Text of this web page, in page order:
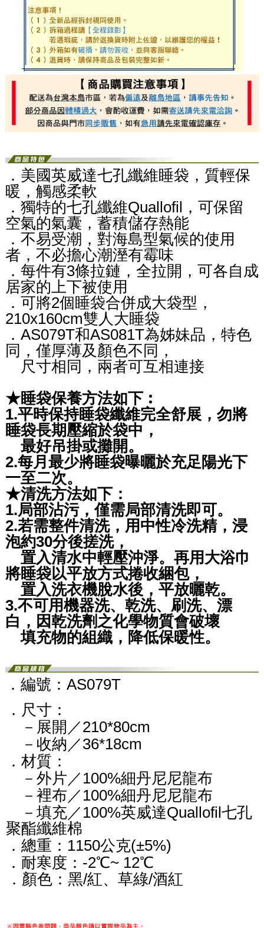
．美國英威達七孔纖維睡袋，質輕保
暖，觸感柔軟
．獨特的七孔纖維Quallofil，可保留
空氣的氣囊，蓄積儲存熱能
．不易受潮，對海島型氣候的使用
者，不必擔心潮溼有霉味
．每件有3條拉鏈，全拉開，可各自成
居家的上下被使用
．可將2個睡袋合併成大袋型，
210x160cm雙人大睡袋
．AS079T和AS081T為姊妹品，特色
同，僅厚薄及顏色不同，
尺寸相同，兩者可互相連接
★睡袋保養方法如下︰
1.平時保持睡袋纖維完全舒展，勿將
睡袋長期壓縮於袋中，
最好吊掛或攤開。
2.每月最少將睡袋曝曬於充足陽光下
一至二次。
★清洗方法如下：
1.局部沾污，僅需局部清洗即可。
2.若需整件清洗，用中性冷洗精，浸
泡約30分後搓洗，
置入清水中輕壓沖淨。再用大浴巾
將睡袋以平放方式捲收綑包，
置入洗衣機脫水後，平放曬乾。
3.不可用機器洗、乾洗、刷洗、漂
白，因乾洗劑之化學物質會破壞
填充物的組織，降低保暖性。
．編號：AS079T
．尺寸：
－展開／210*80cm
－收納／36*18cm
．材質：
－外片／100%細丹尼尼龍布
－裡布／100%細丹尼尼龍布
－填充／100%英威達Quallofil七孔
聚酯纖維棉
．總重：1150公克(±5%)
．耐寒度：-2℃~ 12℃
．顏色：黑/紅、草綠/酒紅